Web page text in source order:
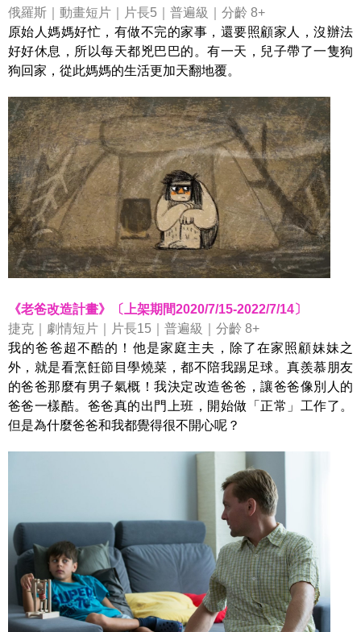
俄羅斯｜動畫短片｜片長5｜普遍級｜分齡 8+
原始人媽媽好忙，有做不完的家事，還要照顧家人，沒辦法
好好休息，所以每天都兇巴巴的。有一天，兒子帶了一隻狗
狗回家，從此媽媽的生活更加天翻地覆。
《老爸改造計畫》〔上架期間2020/7/15-2022/7/14〕
捷克｜劇情短片｜片長15｜普遍級｜分齡 8+
我的爸爸超不酷的！他是家庭主夫，除了在家照顧妹妹之
外，就是看烹飪節目學燒菜，都不陪我踢足球。真羨慕朋友
的爸爸那麼有男子氣概！我決定改造爸爸，讓爸爸像別人的
爸爸一樣酷。爸爸真的出門上班，開始做「正常」工作了。
但是為什麼爸爸和我都覺得很不開心呢？